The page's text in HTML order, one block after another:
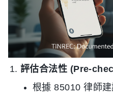
評估合法性 (Pre-
根據 85010 律師